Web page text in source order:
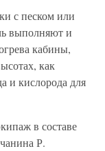
с песком или
выполняют и
кабины,
как
и кислорода для
в составе
Р.